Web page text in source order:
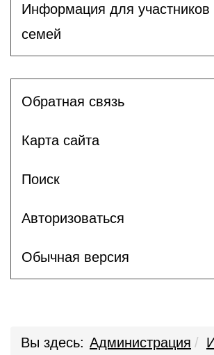
Информация для
семей
Обратная связь
Карта сайта
Поиск
Авторизоваться
Обычная версия
Вы здесь: Администрация